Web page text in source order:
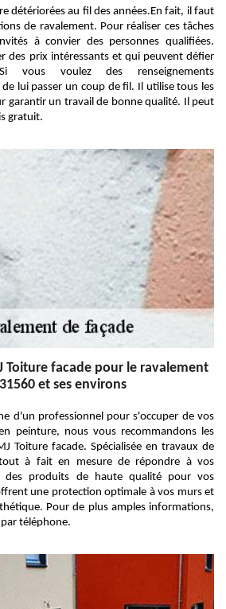
détériorées au fil des années.En fait, il faut
de ravalement. Pour réaliser ces tâches
à convier des personnes qualifiées.
des prix intéressants et qui peuvent défier
vous voulez des renseignements
lui passer un coup de fil. Il utilise tous les
garantir un travail de bonne qualité. Il peut
gratuit.
Toiture facade pour le ravalement
et ses environs
d'un professionnel pour s'occuper de vos
peinture, nous vous recommandons les
Toiture facade. Spécialisée en travaux de
à fait en mesure de répondre à vos
des produits de haute qualité pour vos
une protection optimale à vos murs et
Pour de plus amples informations,
téléphone.